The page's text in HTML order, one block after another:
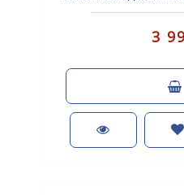
beep
3